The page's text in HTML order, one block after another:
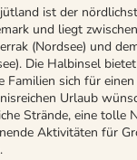
ist der
und liegt
(Nordsee) und
Die Halbinsel
Familien sich für einen
Urlaub
Strände, eine tolle
Aktivitäten für